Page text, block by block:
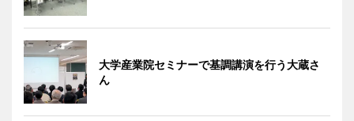
大学産業院セミナーで基調講演を行う大蔵さ
ん